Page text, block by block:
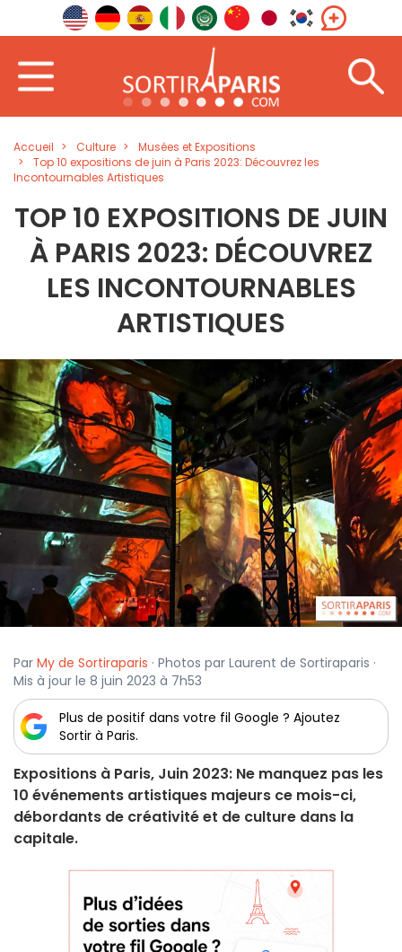
Accueil Culture
Musées et Expositions
Top 10 expositions de juin à Paris 2023: Découvrez les
Incontournables Artistiques
TOP 10 EXPOSITIONS DE JUIN
À PARIS 2023: DÉCOUVREZ
LES INCONTOURNABLES
ARTISTIQUES
Par My de Sortiraparis · Photos par Laurent de Sortiraparis ·
Mis à jour le 8 juin 2023 à 7h53
Plus de positif dans votre fil Google ? Ajoutez
Sortir à Paris.
Expositions à Paris, Juin 2023: Ne manquez pas les
10 événements artistiques majeurs ce mois-ci,
débordants de créativité et de culture dans la
capitale.